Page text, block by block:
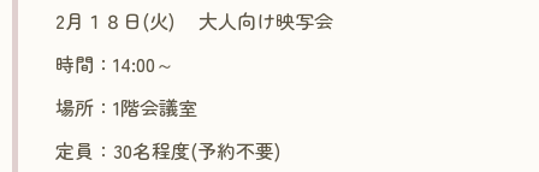
2月１８日(火) 大人向け映写会
時間：14:00～
場所：1階会議室
定員：30名程度(予約不要)